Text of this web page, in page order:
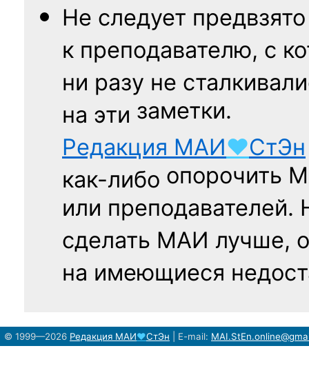
Не следует
к преподавателю, с
ни разу не
на эти заметки.
Редакция МАИ♥СтЭн
как-либо опорочить
или
сделать МАИ лучше,
на имеющиеся
© 1999—2026 Редакция МАИ♥СтЭн E-mail: